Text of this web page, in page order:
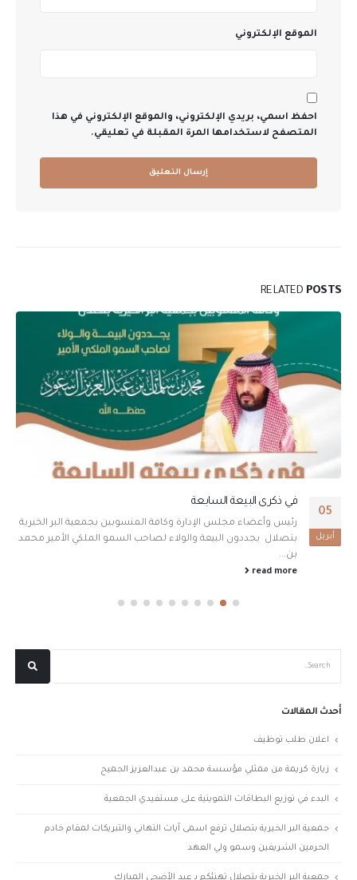
الموقع الإلكتروني
احفظ اسمي، بريدي الإلكتروني، والموقع الإلكتروني في هذا
المتصفح لاستخدامها المرة المقبلة في تعليقي.
RELATED POSTS
05
أبريل
في ذكرى البيعة السابعة
رئيس وأعضاء مجلس الإدارة وكافة المنسوبين بجمعية البر الخيرية
بتصلال يجددون البيعة والولاء لصاحب السمو الملكي الأمير محمد
بن...
read more
أحدث المقالات
اعلان طلب توظيف
زيارة كريمة من ممثلي مؤسسة محمد بن عبدالعزيز الجميح
البدء في توزيع البطاقات التموينية على مستفيدي الجمعية
جمعية البر الخيرية بتصلال ترفع اسمى آيات التهاني والتبريكات لمقام خادم
الحرمين الشريفين وسمو ولي العهد
جمعية البر الخيرية بتصلال تهنئكم بـ عيد الأضحى المبارك